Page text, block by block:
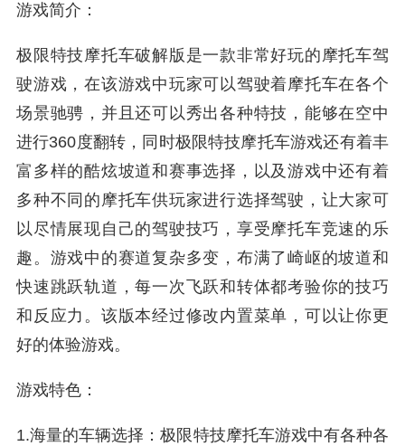
游戏简介：
极限特技摩托车破解版是一款非常好玩的摩托车驾
驶游戏，在该游戏中玩家可以驾驶着摩托车在各个
场景驰骋，并且还可以秀出各种特技，能够在空中
进行360度翻转，同时极限特技摩托车游戏还有着丰
富多样的酷炫坡道和赛事选择，以及游戏中还有着
多种不同的摩托车供玩家进行选择驾驶，让大家可
以尽情展现自己的驾驶技巧，享受摩托车竞速的乐
趣。游戏中的赛道复杂多变，布满了崎岖的坡道和
快速跳跃轨道，每一次飞跃和转体都考验你的技巧
和反应力。该版本经过修改内置菜单，可以让你更
好的体验游戏。
游戏特色：
1.海量的车辆选择：极限特技摩托车游戏中有各种各